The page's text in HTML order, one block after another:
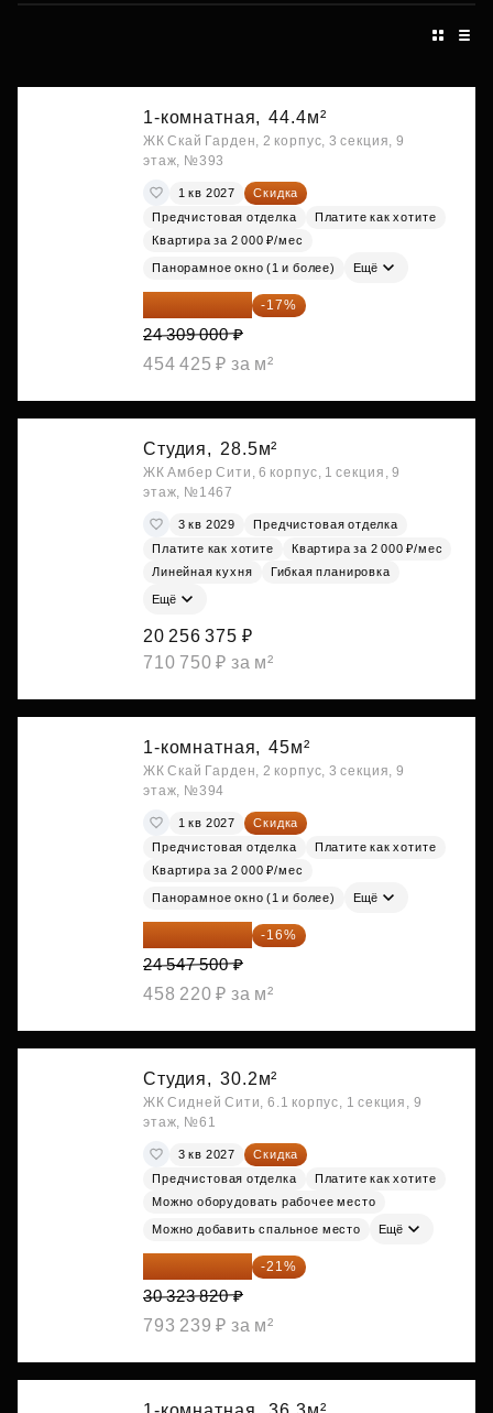
1-комнатная, 44.4м²
ЖК Скай Гарден, 2 корпус, 3 секция, 9
этаж, №393
1 кв 2027
Скидка
Предчистовая отделка
Платите как хотите
Квартира за 2 000 ₽/мес
Панорамное окно (1 и более) Ещё
20 176 470 ₽ -17%
24 309 000 ₽
454 425 ₽ за м²
Студия, 28.5м²
ЖК Амбер Сити, 6 корпус, 1 секция, 9
этаж, №1467
3 кв 2029
Предчистовая отделка
Платите как хотите
Квартира за 2 000 ₽/мес
Линейная кухня
Гибкая планировка
Ещё
20 256 375 ₽
710 750 ₽ за м²
1-комнатная, 45м²
ЖК Скай Гарден, 2 корпус, 3 секция, 9
этаж, №394
1 кв 2027
Скидка
Предчистовая отделка
Платите как хотите
Квартира за 2 000 ₽/мес
Панорамное окно (1 и более) Ещё
20 619 900 ₽ -16%
24 547 500 ₽
458 220 ₽ за м²
Студия, 30.2м²
ЖК Сидней Сити, 6.1 корпус, 1 секция, 9
этаж, №61
3 кв 2027
Скидка
Предчистовая отделка
Платите как хотите
Можно оборудовать рабочее место
Можно добавить спальное место Ещё
23 955 818 ₽ -21%
30 323 820 ₽
793 239 ₽ за м²